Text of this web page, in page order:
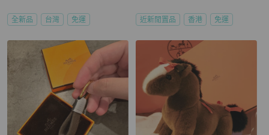
全新品 台灣 免運 近新閒置品 香港 免運